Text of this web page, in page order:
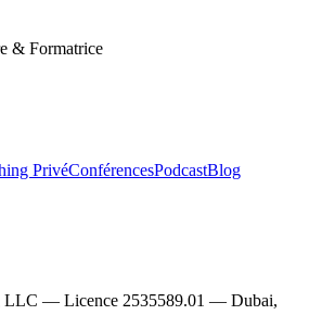
& Formatrice
PrivéConférencesPodcastBlog
LLC — Licence 2535589.01 — Dubai,